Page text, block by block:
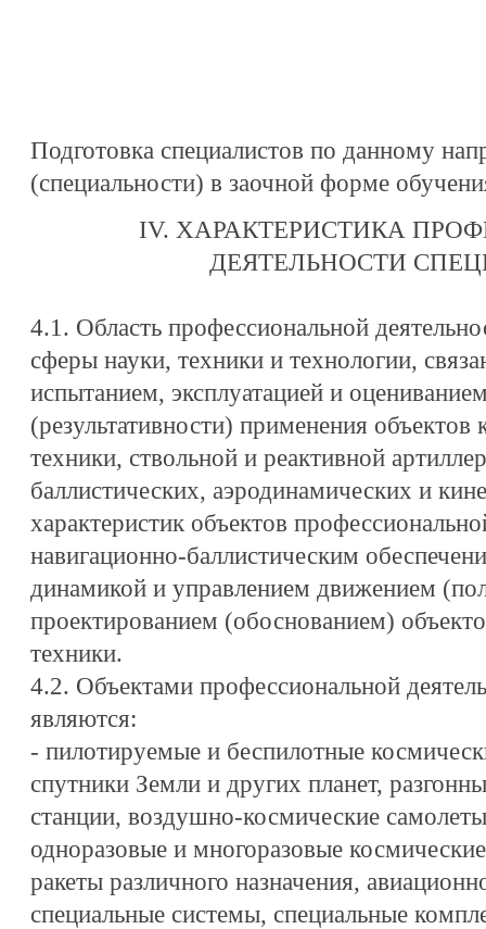
Подготовка специалистов по данному
(специальности) в заочной форме
IV. ХАРАКТЕРИСТИКА
ДЕЯТЕЛЬНОСТИ
4.1. Область профессиональной
сферы науки, техники и технологии,
испытанием, эксплуатацией и
(результативности) применения объектов
техники, ствольной и реактивной
баллистических, аэродинамических и
характеристик объектов
навигационно-баллистическим
динамикой и управлением движением
проектированием (обоснованием)
техники.
4.2. Объектами профессиональной
являются:
- пилотируемые и беспилотные
спутники Земли и других планет,
станции, воздушно-космические
одноразовые и многоразовые
ракеты различного назначения,
специальные системы, специальные